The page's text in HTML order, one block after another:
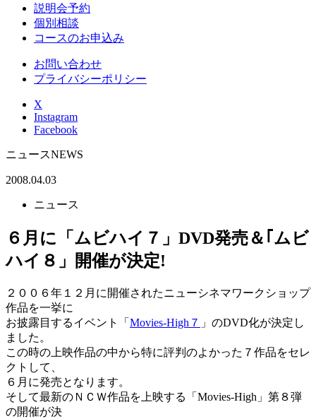
説明会予約
個別相談
コースのお申込み
お問い合わせ
プライバシーポリシー
X
Instagram
Facebook
ニュースNEWS
2008.04.03
ニュース
６月に「ムビハイ７」DVD発売＆｢ムビ
ハイ８」開催が決定!
２００６年１２月に開催されたニューシネマワークショップ
作品を一挙に
お披露目するイベント「 Movies-High７ 」のDVD化が決定し
ました。
この時の上映作品の中から特に評判のよかった７作品をセレ
クトして、
６月に発売となります。
そして最新のＮＣＷ作品を上映する「Movies-High」第８弾
の開催が決